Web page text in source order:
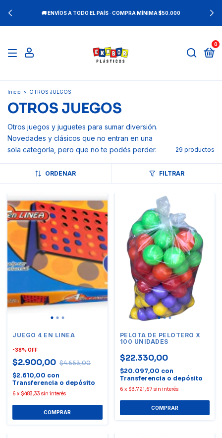
🚚 ENVÍOS A TODO EL PAÍS · COMPRA MÍNIMA $50.000
0
Inicio > OTROS JUEGOS
OTROS JUEGOS
Otros juegos y juguetes para sumar diversión.
Novedades y clásicos que no entran en una
sola categoría, pero que no te podés perder.
29 productos
ORDENAR FILTRAR
JUEGO 4 EN LINEA
-38% OFF
$2.900,00 $4.653,00
$2.610,00 con
Transferencia o depósito
6 x $483,33 sin interés
PELOTA DE PELOTERO X
100 UNIDADES
$22.330,00
$20.097,00 con
Transferencia o depósito
6 x $3.721,67 sin interés